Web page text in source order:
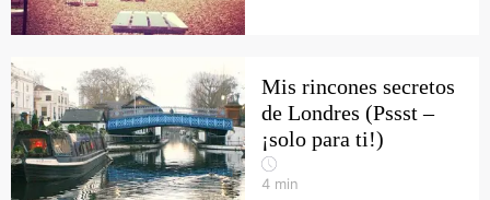
Mis rincones secretos
de Londres (Pssst –
¡solo para ti!)
4 min